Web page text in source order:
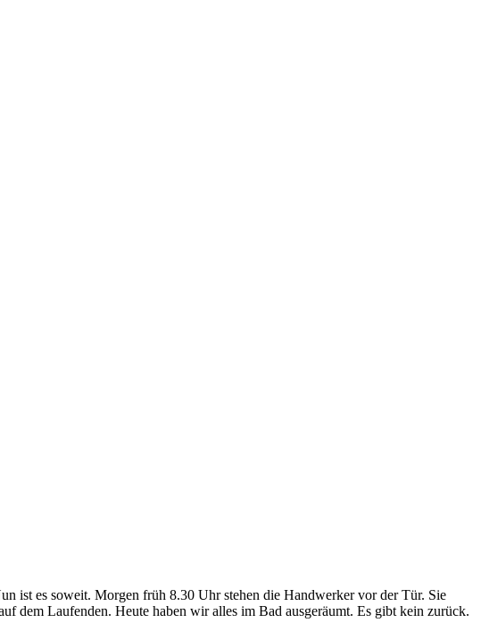
ist es soweit. Morgen früh 8.30 Uhr stehen die Handwerker vor der Tür. Sie
dem Laufenden. Heute haben wir alles im Bad ausgeräumt. Es gibt kein zurück.